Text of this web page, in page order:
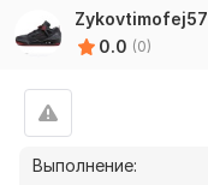
Zykovtimofej57
0.0 (0)
Выполнение: